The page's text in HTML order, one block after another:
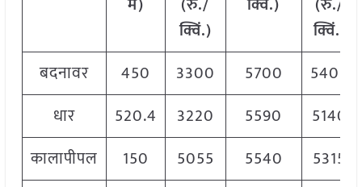
क्विं.)
क्विं.)
बदनावर
450 3300 5700
5405
धार
520.4 3220 5590
5140
कालापीपल
150 5055 5540
5315